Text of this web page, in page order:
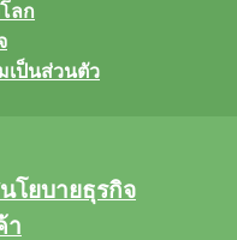
ลก
เป็นส่วนตัว
นโยบายธุรกิจ
า